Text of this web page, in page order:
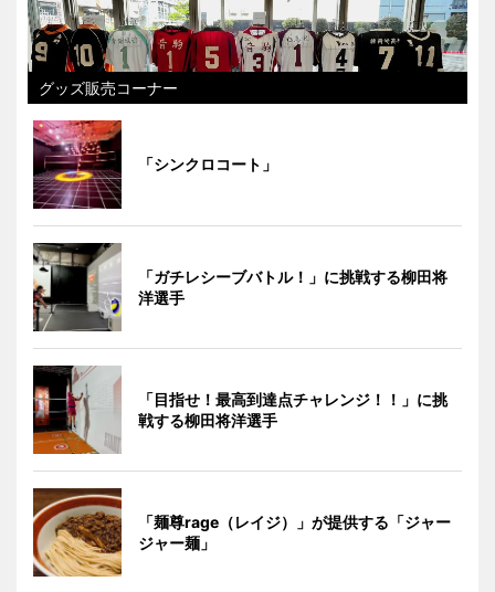
グッズ販売コーナー
「シンクロコート」
「ガチレシーブバトル！」に挑戦する柳田将
洋選手
「目指せ！最高到達点チャレンジ！！」に挑
戦する柳田将洋選手
「麺尊rage（レイジ）」が提供する「ジャー
ジャー麺」